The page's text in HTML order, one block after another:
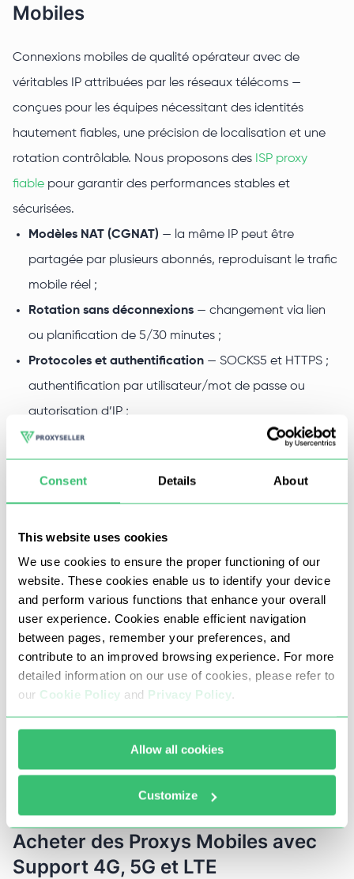
Consent Details About
This website uses cookies
We use cookies to ensure the proper functioning of our
website. These cookies enable us to identify your device
and perform various functions that enhance your overall
user experience. Cookies enable efficient navigation
between pages, remember your preferences, and
contribute to an improved browsing experience. For more
detailed information on our use of cookies, please refer to
our Cookie Policy and Privacy Policy.
Allow all cookies
Customize
Mobiles
Connexions mobiles de qualité opérateur avec de
véritables IP attribuées par les réseaux télécoms —
conçues pour les équipes nécessitant des identités
hautement fiables, une précision de localisation et une
rotation contrôlable. Nous proposons des ISP proxy
fiable pour garantir des performances stables et
sécurisées.
Modèles NAT (CGNAT) — la même IP peut être
partagée par plusieurs abonnés, reproduisant le trafic
mobile réel ;
Rotation sans déconnexions — changement via lien
ou planification de 5/30 minutes ;
Protocoles et authentification — SOCKS5 et HTTPS ;
authentification par utilisateur/mot de passe ou
autorisation d’IP ;
Contrôle des sessions
— combinez une identité
persistante pour validations/tests avec une rotation
pour l’échelle ;
d’opérateur avec fortes caractéristiques d’anonymat ;
Contrôle via API et tableau de bord— gérez cadence
de rotation, opérations en masse et webhooks depuis
un panneau unique ;
Nous proposons également des solutions commeFrance
proxy mobile , idéales pour des tests locaux ou pour un
ciblage géographique précis. Notre catalogue inclut des
solutions de grands opérateurs mondiaux tels que AT&T,
T-Mobile, Verizon, Vodafone, Jio, Orange et autres.
Acheter des Proxys Mobiles avec
Support 4G, 5G et LTE